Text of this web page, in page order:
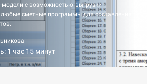
модели с возможностью выгрузки
сметные программы для составления
1 час 15 минут